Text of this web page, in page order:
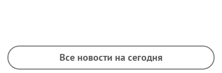
Все новости на сегодня